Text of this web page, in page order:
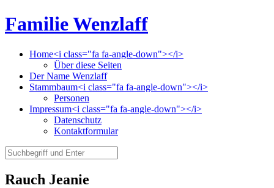
Familie Wenzlaff
Home<i class="fa fa-angle-down"></i>
Über diese Seiten
Der Name Wenzlaff
Stammbaum<i class="fa fa-angle-down"></i>
Personen
Impressum<i class="fa fa-angle-down"></i>
Datenschutz
Kontaktformular
Rauch Jeanie